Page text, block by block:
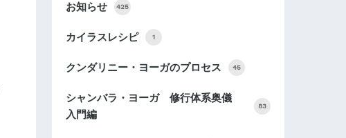
お知らせ 425
カイラスレシピ 1
クンダリニー・ヨーガのプロセス 45
シャンバラ・ヨーガ 修行体系奥儀
入門編
83